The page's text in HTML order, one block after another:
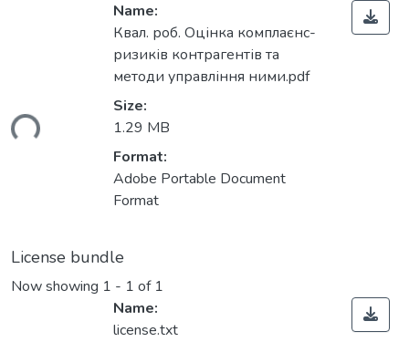
Name:
Квал. роб. Оцінка комплаєнс-
ризиків контрагентів та
методи управління ними.pdf
Size:
1.29 MB
Format:
Adobe Portable Document
Format
License bundle
Now showing 1 - 1 of 1
Name:
license.txt